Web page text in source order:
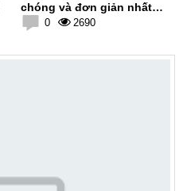
chóng và đơn giản nhất
20260 2690